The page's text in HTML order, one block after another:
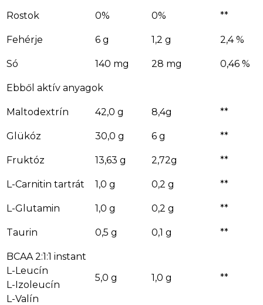
Rostok 0% 0% **
Fehérje 6 g 1,2 g 2,4 %
Só 140 mg 28 mg 0,46 %
Ebből aktív anyagok
Maltodextrín 42,0 g 8,4g **
Glükóz 30,0 g 6 g **
Fruktóz 13,63 g 2,72g **
L-Carnitin tartrát 1,0 g 0,2 g **
L-Glutamin 1,0 g 0,2 g **
Taurin 0,5 g 0,1 g **
BCAA 2:1:1 instant
L-Leucín
L-Izoleucín
L-Valín
5,0 g 1,0 g **